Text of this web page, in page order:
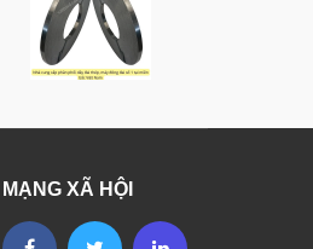
MẠNG XÃ HỘI